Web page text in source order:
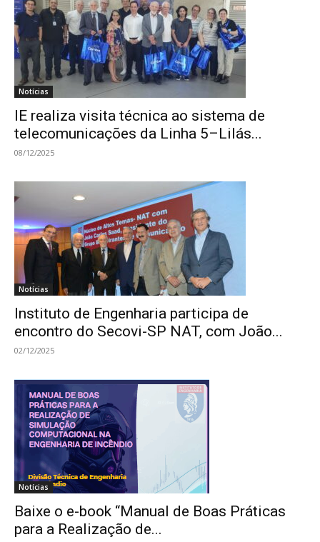
Notícias
IE realiza visita técnica ao sistema de
telecomunicações da Linha 5–Lilás...
08/12/2025
Notícias
Instituto de Engenharia participa de
encontro do Secovi-SP NAT, com João...
02/12/2025
Notícias
Baixe o e-book “Manual de Boas Práticas
para a Realização de...